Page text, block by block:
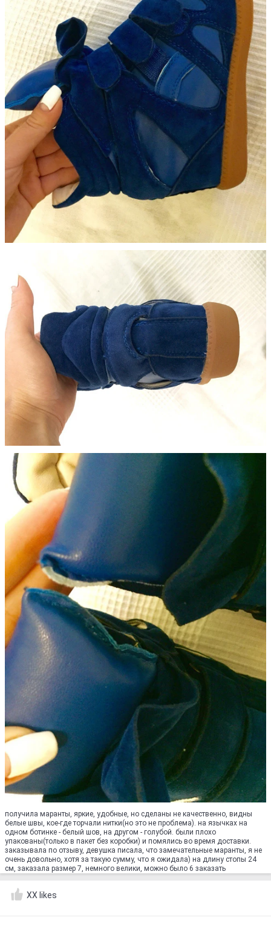
получила маранты, яркие, удобные, но сделаны не качественно, видны
белые швы, кое-где торчали нитки(но это не проблема). на язычках на
одном ботинке - белый шов, на другом - голубой. были плохо
упакованы(только в пакет без коробки) и помялись во время доставки.
заказывала по отзыву, девушка писала, что замечательные маранты, я не
очень довольно, хотя за такую сумму, что я ожидала) на длину стопы 24
см, заказала размер 7, немного велики, можно было 6 заказать
XX likes